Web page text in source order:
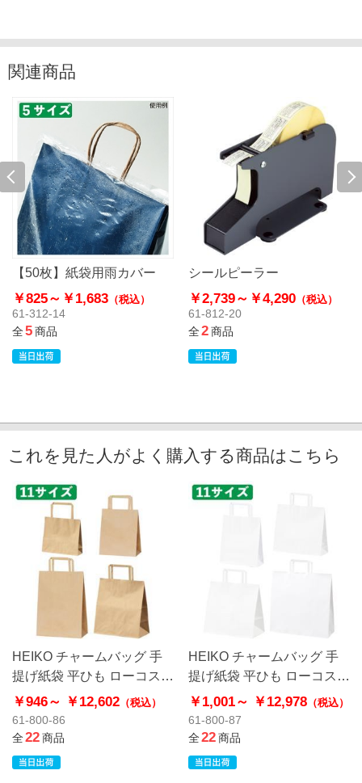
関連商品
【50枚】紙袋用雨カバー
￥825～ ￥1,683 （税込）
61-312-14
全5商品
シールピーラー
￥2,739～ ￥4,290 （税込）
61-812-20
全2商品
これを見た人がよく購入する商品はこちら
HEIKO チャームバッグ 手
提げ紙袋 平ひも ローコスト
タイプ 茶無地
￥946～ ￥12,602 （税込）
61-800-86
全22商品
HEIKO チャームバッグ 手
提げ紙袋 平ひも ローコスト
タイプ 白無地
￥1,001～ ￥12,978（税込）
61-800-87
全22商品